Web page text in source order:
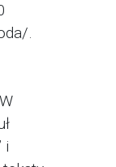
.
i